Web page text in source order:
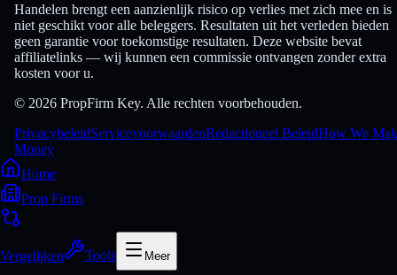
Handelen brengt een aanzienlijk risico op verlies met zich mee en is
niet geschikt voor alle beleggers. Resultaten uit het verleden bieden
geen garantie voor toekomstige resultaten. Deze website bevat
affiliatelinks — wij kunnen een commissie ontvangen zonder extra
kosten voor u.
© 2026 PropFirm Key. Alle rechten voorbehouden.
PrivacybeleidServicevoorwaardenRedactioneel BeleidHow We
Money
Home
Prop Firms
Vergelijken Tools Meer